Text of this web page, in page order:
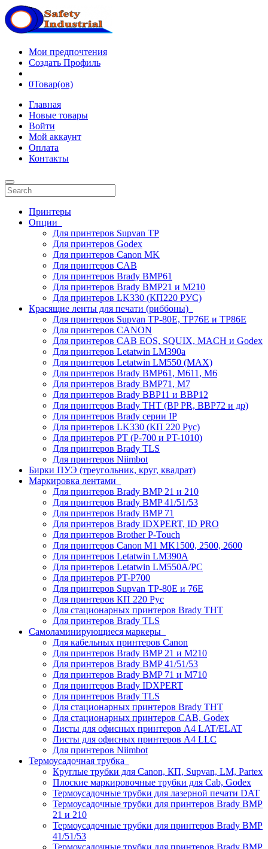
Мои предпочтения
Создать Профиль
0Товар(ов)
Главная
Новые товары
Войти
Мой аккаунт
Оплата
Контакты
Принтеры
Опции
Для принтеров Supvan TP
Для принтеров Godex
Для принтеров Canon MK
Для принтеров CAB
Для принтеров Brady BMP61
Для принтеров Brady BMP21 и M210
Для принтеров LK330 (КП220 РУС)
Красящие ленты для печати (риббоны)
Для принтеров Supvan TP-80E, TP76E и TP86E
Для принтеров CANON
Для принтеров CAB EOS, SQUIX, MACH и Godex
Для принтеров Letatwin LM390a
Для принтеров Letatwin LM550 (MAX)
Для принтеров Brady BMP61, M611, M6
Для принтеров Brady BMP71, M7
Для принтеров Brady BBP11 и BBP12
Для принтеров Brady THT (BP PR, BBP72 и др)
Для принтеров Brady серии IP
Для принтеров LK330 (КП 220 Рус)
Для принтеров PT (P-700 и PT-1010)
Для принтеров Brady TLS
Для принтеров Niimbot
Бирки ПУЭ (треугольник, круг, квадрат)
Маркировка лентами
Для принтеров Brady BMP 21 и 210
Для принтеров Brady BMP 41/51/53
Для принтеров Brady BMP 71
Для принтеров Brady IDXPERT, ID PRO
Для принтеров Brother P-Touch
Для принтеров Canon M1 MK1500, 2500, 2600
Для принтеров Letatwin LM390A
Для принтеров Letatwin LM550A/PC
Для принтеров PT-P700
Для принтеров Supvan TP-80E и 76E
Для принтеров КП 220 Рус
Для стационарных принтеров Brady THT
Для принтеров Brady TLS
Самоламинирующиеся маркеры
Для кабельных принтеров Canon
Для принтеров Brady BMP 21 и M210
Для принтеров Brady BMP 41/51/53
Для принтеров Brady BMP 71 и M710
Для принтеров Brady IDXPERT
Для принтеров Brady TLS
Для стационарных принтеров Brady THT
Для стационарных принтеров CAB, Godex
Листы для офисных принтеров А4 LAT/ELAT
Листы для офисных принтеров А4 LLC
Для принтеров Niimbot
Термоусадочная трубка
Круглые трубки для Canon, КП, Supvan, LM, Partex
Плоские маркировочные трубки для Cab, Godex
Термоусадочные трубки для лазерной печати DAT
Термоусадочные трубки для принтеров Brady BMP
21 и 210
Термоусадочные трубки для принтеров Brady BMP
41/51/53
Термоусадочные трубки для принтеров Brady BMP